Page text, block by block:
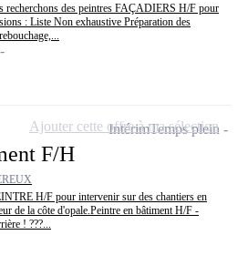
des peintres FAÇADIERS H/F pour
: Liste Non exhaustive Préparation des
F/H
H/F pour intervenir sur des chantiers en
de la côte d'opale.Peintre en bâtiment H/F -
! ???...
IntérimTemps plein
Ajouter cette offre à ma sélection